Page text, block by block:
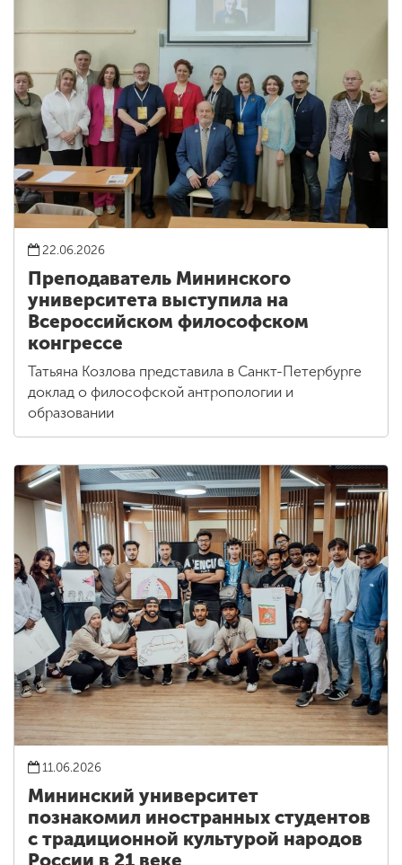
22.06.2026
Преподаватель Мининского
университета выступила на
Всероссийском философском
конгрессе
Татьяна Козлова представила в Санкт-Петербурге
доклад о философской антропологии и
образовании
11.06.2026
Мининский университет
познакомил иностранных студентов
с традиционной культурой народов
России в 21 веке